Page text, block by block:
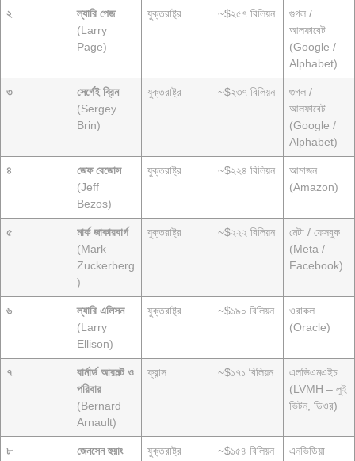
২
ল্যারি পেজ
(Larry
Page)
যুক্তরাষ্ট্র ~$২৫৭ বিলিয়ন
গুগল /
আলফাবেট
(Google /
Alphabet)
৩
সের্গেই ব্রিন
(Sergey
Brin)
যুক্তরাষ্ট্র ~$২৩৭ বিলিয়ন
গুগল /
আলফাবেট
(Google /
Alphabet)
৪
জেফ বেজোস
(Jeff
Bezos)
যুক্তরাষ্ট্র ~$২২৪ বিলিয়ন
আমাজন
(Amazon)
৫
মার্ক জাকারবার্গ
(Mark
Zuckerberg
)
যুক্তরাষ্ট্র ~$২২২ বিলিয়ন
মেটা / ফেসবুক
(Meta /
Facebook)
৬
ল্যারি এলিসন
(Larry
Ellison)
যুক্তরাষ্ট্র ~$১৯০ বিলিয়ন
ওরাকল
(Oracle)
৭
বার্নার্ড আরনল্ট ও
পরিবার
(Bernard
Arnault)
ফ্রান্স ~$১৭১ বিলিয়ন
এলভিএমএইচ
(LVMH – লুই
ভিটন, ডিওর)
৮
জেনসেন হুয়াং
যুক্তরাষ্ট্র ~$১৫৪ বিলিয়ন
এনভিডিয়া